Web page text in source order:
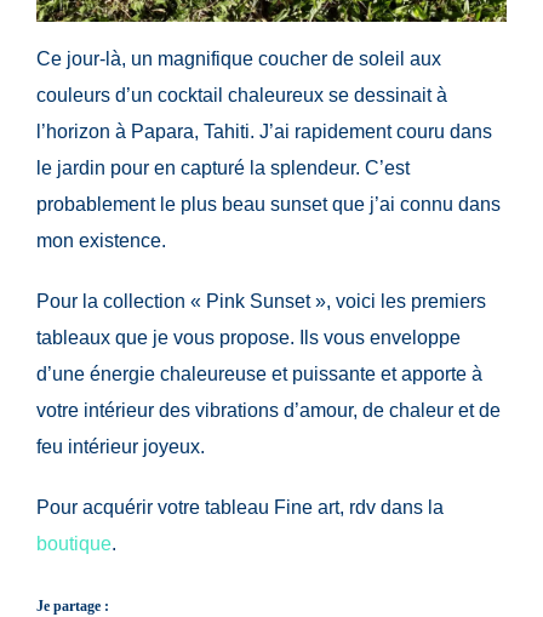
Ce jour-là, un magnifique coucher de soleil aux
couleurs d’un cocktail chaleureux se dessinait à
l’horizon à Papara, Tahiti. J’ai rapidement couru dans
le jardin pour en capturé la splendeur. C’est
probablement le plus beau sunset que j’ai connu dans
mon existence.
Pour la collection « Pink Sunset », voici les premiers
tableaux que je vous propose. Ils vous enveloppe
d’une énergie chaleureuse et puissante et apporte à
votre intérieur des vibrations d’amour, de chaleur et de
feu intérieur joyeux.
Pour acquérir votre tableau Fine art, rdv dans la
boutique.
Je partage :